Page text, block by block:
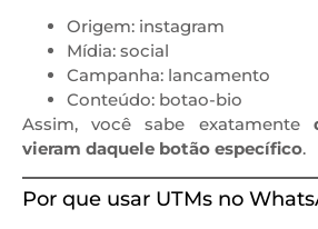
Origem: instagram
Mídia: social
Campanha: lancamento
Conteúdo: botao-bio
Assim, você sabe exatamente
vieram daquele botão específico.
Por que usar UTMs no